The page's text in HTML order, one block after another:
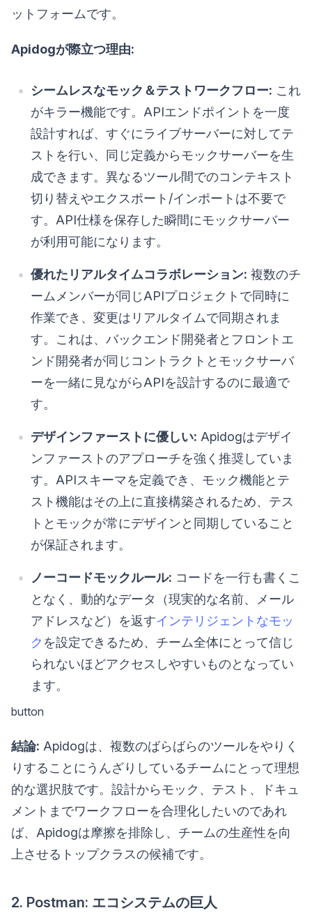
ットフォームです。
Apidogが際立つ理由:
シームレスなモック＆テストワークフロー: これ
がキラー機能です。APIエンドポイントを一度
設計すれば、すぐにライブサーバーに対してテ
ストを行い、同じ定義からモックサーバーを生
成できます。異なるツール間でのコンテキスト
切り替えやエクスポート/インポートは不要で
す。API仕様を保存した瞬間にモックサーバー
が利用可能になります。
優れたリアルタイムコラボレーション: 複数のチ
ームメンバーが同じAPIプロジェクトで同時に
作業でき、変更はリアルタイムで同期されま
す。これは、バックエンド開発者とフロントエ
ンド開発者が同じコントラクトとモックサーバ
ーを一緒に見ながらAPIを設計するのに最適で
す。
デザインファーストに優しい: Apidogはデザイ
ンファーストのアプローチを強く推奨していま
す。APIスキーマを定義でき、モック機能とテ
スト機能はその上に直接構築されるため、テス
トとモックが常にデザインと同期していること
が保証されます。
ノーコードモックルール: コードを一行も書くこ
となく、動的なデータ（現実的な名前、メール
アドレスなど）を返すインテリジェントなモッ
ク を設定できるため、チーム全体にとって信じ
られないほどアクセスしやすいものとなってい
ます。
button
結論: Apidogは、複数のばらばらのツールをやりく
りすることにうんざりしているチームにとって理想
的な選択肢です。設計からモック、テスト、ドキュ
メントまでワークフローを合理化したいのであれ
ば、Apidogは摩擦を排除し、チームの生産性を向
上させるトップクラスの候補です。
2. Postman: エコシステムの巨人